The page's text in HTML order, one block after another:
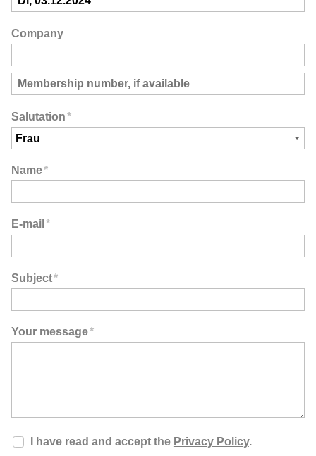
Company
Salutation*
Name*
E-mail *
Subject*
Your message*
I have read and accept the Privacy Policy.